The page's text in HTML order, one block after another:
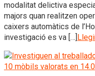
modalitat delictiva
majors quan realitzen
caixers automàtics de
investigació es va […]